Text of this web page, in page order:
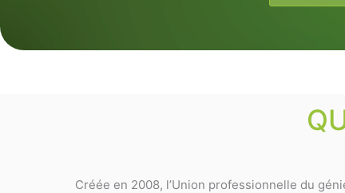
Créée en 2008, l’Union professionnelle du